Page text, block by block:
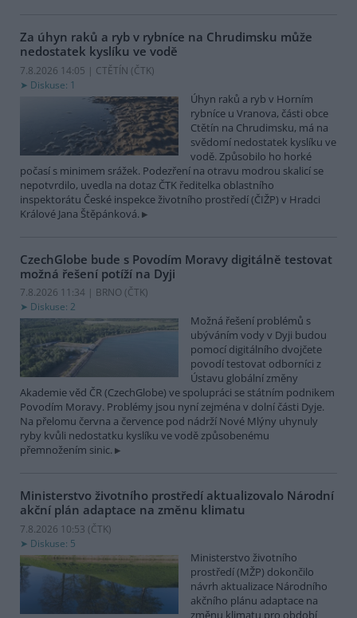
Za úhyn raků a ryb v rybníce na Chrudimsku může
nedostatek kyslíku ve vodě
7.8.2026 14:05 | CTĚTÍN (ČTK)
Diskuse: 1
Úhyn raků a ryb v Horním
rybníce u Vranova, části obce
Ctětín na Chrudimsku, má na
svědomí nedostatek kyslíku ve
vodě. Způsobilo ho horké
počasí s minimem srážek. Podezření na otravu modrou skalicí se
nepotvrdilo, uvedla na dotaz ČTK ředitelka oblastního
inspektorátu České inspekce životního prostředí (ČIŽP) v Hradci
Králové Jana Štěpánková.
CzechGlobe bude s Povodím Moravy digitálně testovat
možná řešení potíží na Dyji
7.8.2026 11:34 | BRNO (ČTK)
Diskuse: 2
Možná řešení problémů s
ubýváním vody v Dyji budou
pomocí digitálního dvojčete
povodí testovat odborníci z
Ústavu globální změny
Akademie věd ČR (CzechGlobe) ve spolupráci se státním podnikem
Povodím Moravy. Problémy jsou nyní zejména v dolní části Dyje.
Na přelomu června a července pod nádrží Nové Mlýny uhynuly
ryby kvůli nedostatku kyslíku ve vodě způsobenému
přemnožením sinic.
Ministerstvo životního prostředí aktualizovalo Národní
akční plán adaptace na změnu klimatu
7.8.2026 10:53 (ČTK)
Diskuse: 5
Ministerstvo životního
prostředí (MŽP) dokončilo
návrh aktualizace Národního
akčního plánu adaptace na
změnu klimatu pro období